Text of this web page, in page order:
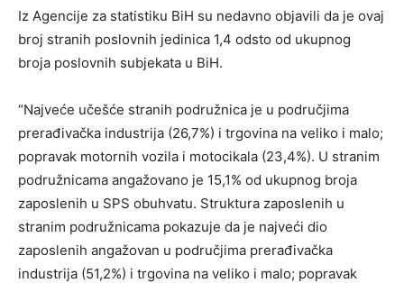
Iz Agencije za statistiku BiH su nedavno objavili da je ovaj
broj stranih poslovnih jedinica 1,4 odsto od ukupnog
broja poslovnih subjekata u BiH.
“Najveće učešće stranih podružnica je u područjima
prerađivačka industrija (26,7%) i trgovina na veliko i malo;
popravak motornih vozila i motocikala (23,4%). U stranim
podružnicama angažovano je 15,1% od ukupnog broja
zaposlenih u SPS obuhvatu. Struktura zaposlenih u
stranim podružnicama pokazuje da je najveći dio
zaposlenih angažovan u područjima prerađivačka
industrija (51,2%) i trgovina na veliko i malo; popravak